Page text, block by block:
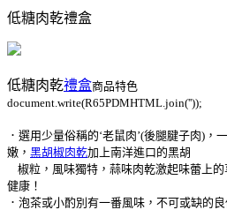
低糖肉乾禮盒
低糖肉乾禮盒商品特色
document.write(R65PDMHTML.join(''));
．選用少量俗稱的‘老鼠肉’(後腿腱子肉)，
嫩， 黑胡椒肉乾加上南洋進口的黑胡
椒粒，風味獨特，蒜味肉乾激起味蕾上的
健康！
．泡茶或小酌別有一番風味，不可或缺的